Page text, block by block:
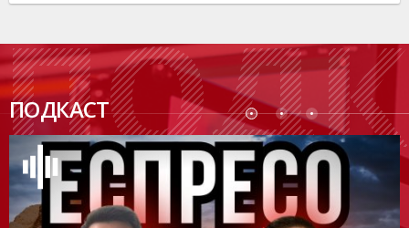
ПОДКАСТ
ПОДК